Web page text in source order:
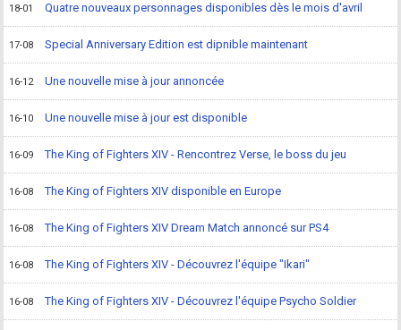
18-01 Quatre nouveaux personnages disponibles dès le mois d'avril
17-08 Special Anniversary Edition est dipnible maintenant
16-12 Une nouvelle mise à jour annoncée
16-10 Une nouvelle mise à jour est disponible
16-09 The King of Fighters XIV - Rencontrez Verse, le boss du jeu
16-08 The King of Fighters XIV disponible en Europe
16-08 The King of Fighters XIV Dream Match annoncé sur PS4
16-08 The King of Fighters XIV - Découvrez l'équipe "Ikari"
16-08 The King of Fighters XIV - Découvrez l'équipe Psycho Soldier